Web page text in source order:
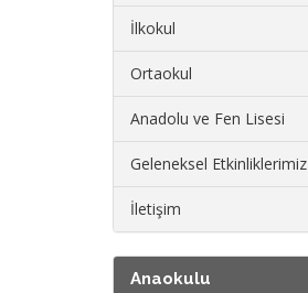
İlkokul
Ortaokul
Anadolu ve Fen Lisesi
Geleneksel Etkinliklerimiz
İletişim
Anaokulu